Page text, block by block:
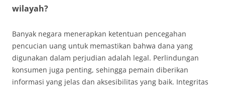
wilayah?
Banyak negara menerapkan ketentuan pencegahan
pencucian uang untuk memastikan bahwa dana yang
digunakan dalam perjudian adalah legal. Perlindungan
konsumen juga penting, sehingga pemain diberikan
informasi yang jelas dan aksesibilitas yang baik. Integritas